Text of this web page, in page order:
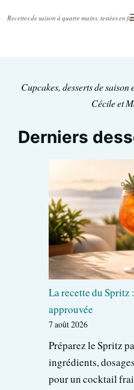
au
Cupcakes, desserts de
Cécile et
Derniers
La recette du Spritz
approuvée
7 août 2026
Préparez le Spritz
ingrédients,
pour un cocktail